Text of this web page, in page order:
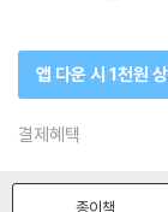
앱 다운 시 1천원
결제혜택
종이책